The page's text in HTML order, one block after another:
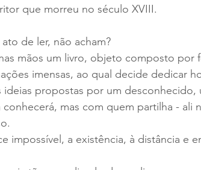
que morreu no século XVIII.
de ler, não acham?
mãos um livro, objeto composto por
imensas, ao qual decide dedicar
propostas por um desconhecido,
mas com quem partilha - ali
impossível, a existência, à distância e